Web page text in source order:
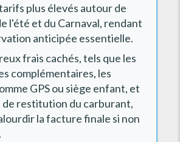
plus élevés autour de
l'été et du Carnaval, rendant
anticipée essentielle.
frais cachés, tels que les
complémentaires, les
GPS ou siège enfant, et
de restitution du carburant,
la facture finale si non